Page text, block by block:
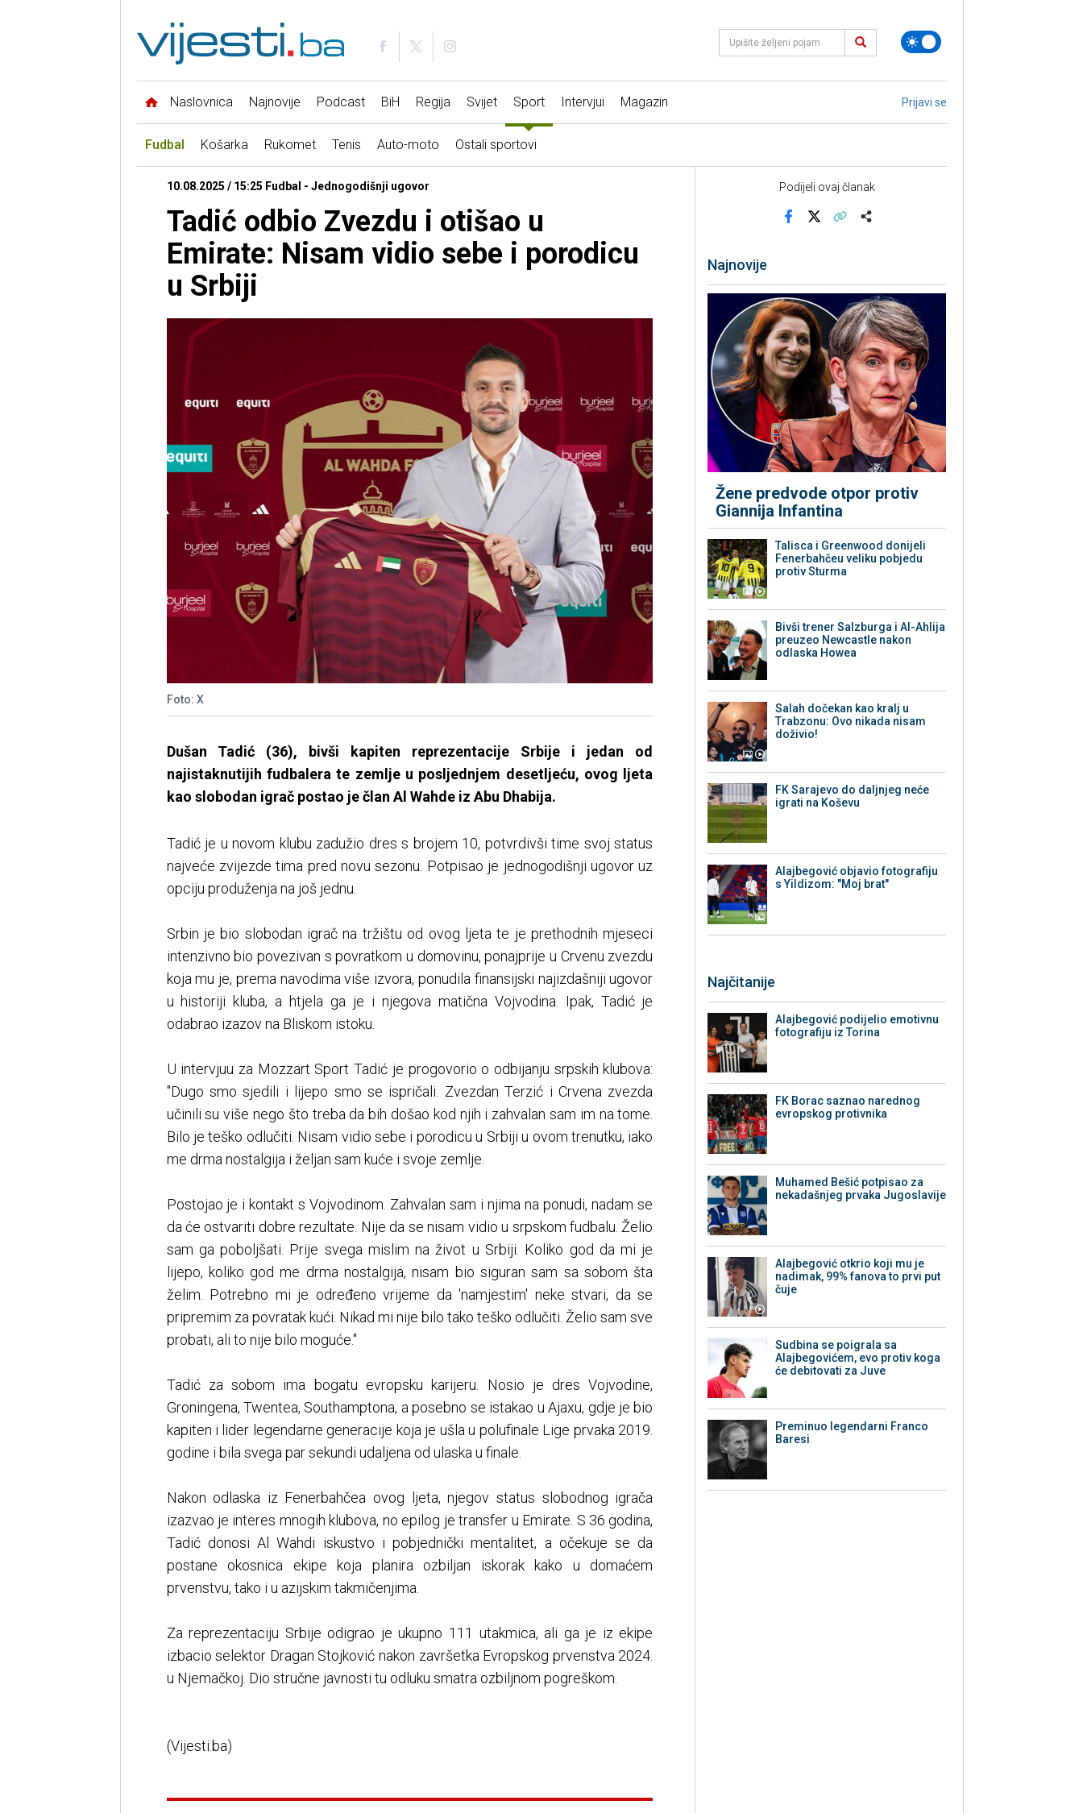
Naslovnica Najnovije Podcast BiH Regija Svijet Sport Intervjui Magazin Prijavi se
Fudbal Košarka Rukomet Tenis Auto-moto Ostali sportovi
10.08.2025 / 15:25 Fudbal - Jednogodišnji ugovor
Tadić odbio Zvezdu i otišao u
Emirate: Nisam vidio sebe i porodicu
u Srbiji
Foto: X
Dušan Tadić (36), bivši kapiten reprezentacije Srbije i jedan od
najistaknutijih fudbalera te zemlje u posljednjem desetljeću, ovog ljeta
kao slobodan igrač postao je član Al Wahde iz Abu Dhabija.
Tadić je u novom klubu zadužio dres s brojem 10, potvrdivši time svoj status
najveće zvijezde tima pred novu sezonu. Potpisao je jednogodišnji ugovor uz
opciju produženja na još jednu.
Srbin je bio slobodan igrač na tržištu od ovog ljeta te je prethodnih mjeseci
intenzivno bio povezivan s povratkom u domovinu, ponajprije u Crvenu zvezdu
koja mu je, prema navodima više izvora, ponudila finansijski najizdašniji ugovor
u historiji kluba, a htjela ga je i njegova matična Vojvodina. Ipak, Tadić je
odabrao izazov na Bliskom istoku.
U intervjuu za Mozzart Sport Tadić je progovorio o odbijanju srpskih klubova:
"Dugo smo sjedili i lijepo smo se ispričali. Zvezdan Terzić i Crvena zvezda
učinili su više nego što treba da bih došao kod njih i zahvalan sam im na tome.
Bilo je teško odlučiti. Nisam vidio sebe i porodicu u Srbiji u ovom trenutku, iako
me drma nostalgija i željan sam kuće i svoje zemlje.
Postojao je i kontakt s Vojvodinom. Zahvalan sam i njima na ponudi, nadam se
da će ostvariti dobre rezultate. Nije da se nisam vidio u srpskom fudbalu. Želio
sam ga poboljšati. Prije svega mislim na život u Srbiji. Koliko god da mi je
lijepo, koliko god me drma nostalgija, nisam bio siguran sam sa sobom šta
želim. Potrebno mi je određeno vrijeme da 'namjestim' neke stvari, da se
pripremim za povratak kući. Nikad mi nije bilo tako teško odlučiti. Želio sam sve
probati, ali to nije bilo moguće."
Tadić za sobom ima bogatu evropsku karijeru. Nosio je dres Vojvodine,
Groningena, Twentea, Southamptona, a posebno se istakao u Ajaxu, gdje je bio
kapiten i lider legendarne generacije koja je ušla u polufinale Lige prvaka 2019.
godine i bila svega par sekundi udaljena od ulaska u finale.
Nakon odlaska iz Fenerbahčea ovog ljeta, njegov status slobodnog igrača
izazvao je interes mnogih klubova, no epilog je transfer u Emirate. S 36 godina,
Tadić donosi Al Wahdi iskustvo i pobjednički mentalitet, a očekuje se da
postane okosnica ekipe koja planira ozbiljan iskorak kako u domaćem
prvenstvu, tako i u azijskim takmičenjima.
Za reprezentaciju Srbije odigrao je ukupno 111 utakmica, ali ga je iz ekipe
izbacio selektor Dragan Stojković nakon završetka Evropskog prvenstva 2024.
u Njemačkoj. Dio stručne javnosti tu odluku smatra ozbiljnom pogreškom.
(Vijesti.ba)
Podijeli ovaj članak
Najnovije
Žene predvode otpor protiv
Giannija Infantina
Talisca i Greenwood donijeli
Fenerbahčeu veliku pobjedu
protiv Sturma
Bivši trener Salzburga i Al-Ahlija
preuzeo Newcastle nakon
odlaska Howea
Salah dočekan kao kralj u
Trabzonu: Ovo nikada nisam
doživio!
FK Sarajevo do daljnjeg neće
igrati na Koševu
Alajbegović objavio fotografiju
s Yildizom: "Moj brat"
Najčitanije
Alajbegović podijelio emotivnu
fotografiju iz Torina
FK Borac saznao narednog
evropskog protivnika
Muhamed Bešić potpisao za
nekadašnjeg prvaka Jugoslavije
Alajbegović otkrio koji mu je
nadimak, 99% fanova to prvi put
čuje
Sudbina se poigrala sa
Alajbegovićem, evo protiv koga
će debitovati za Juve
Preminuo legendarni Franco
Baresi